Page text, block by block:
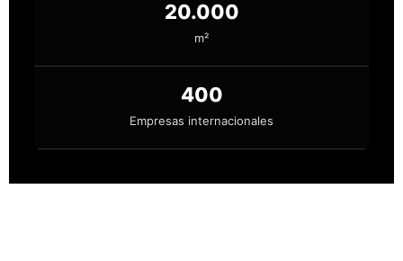
20.000
m²
400
Empresas internacionales